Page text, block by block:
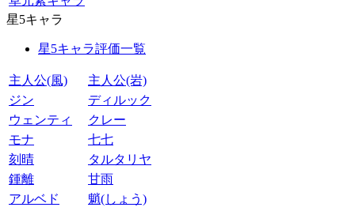
星5キャラ
星5キャラ評価一覧
主人公(風)
主人公(岩)
ジン
ディルック
ウェンティ
クレー
モナ
七七
刻晴
タルタリヤ
鍾離
甘雨
アルベド
魈(しょう)